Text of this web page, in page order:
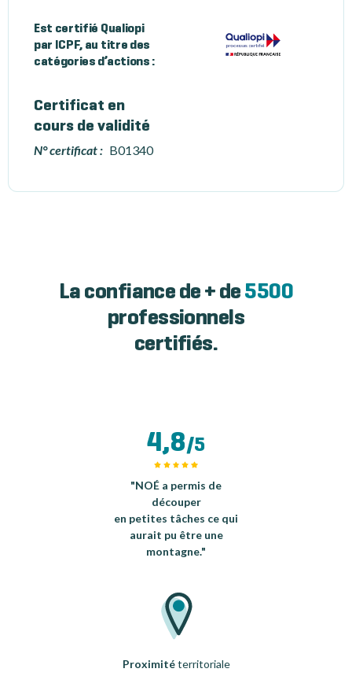
Est certifié Qualiopi
par ICPF, au titre des
catégories d’actions :
Certificat en
cours de validité
N° certificat : B01340
La confiance de + de 5500
professionnels
certifiés.
4,8/5
"NOÉ a permis de
découper
en petites tâches ce qui
aurait pu être une
montagne."
Proximitéterritoriale